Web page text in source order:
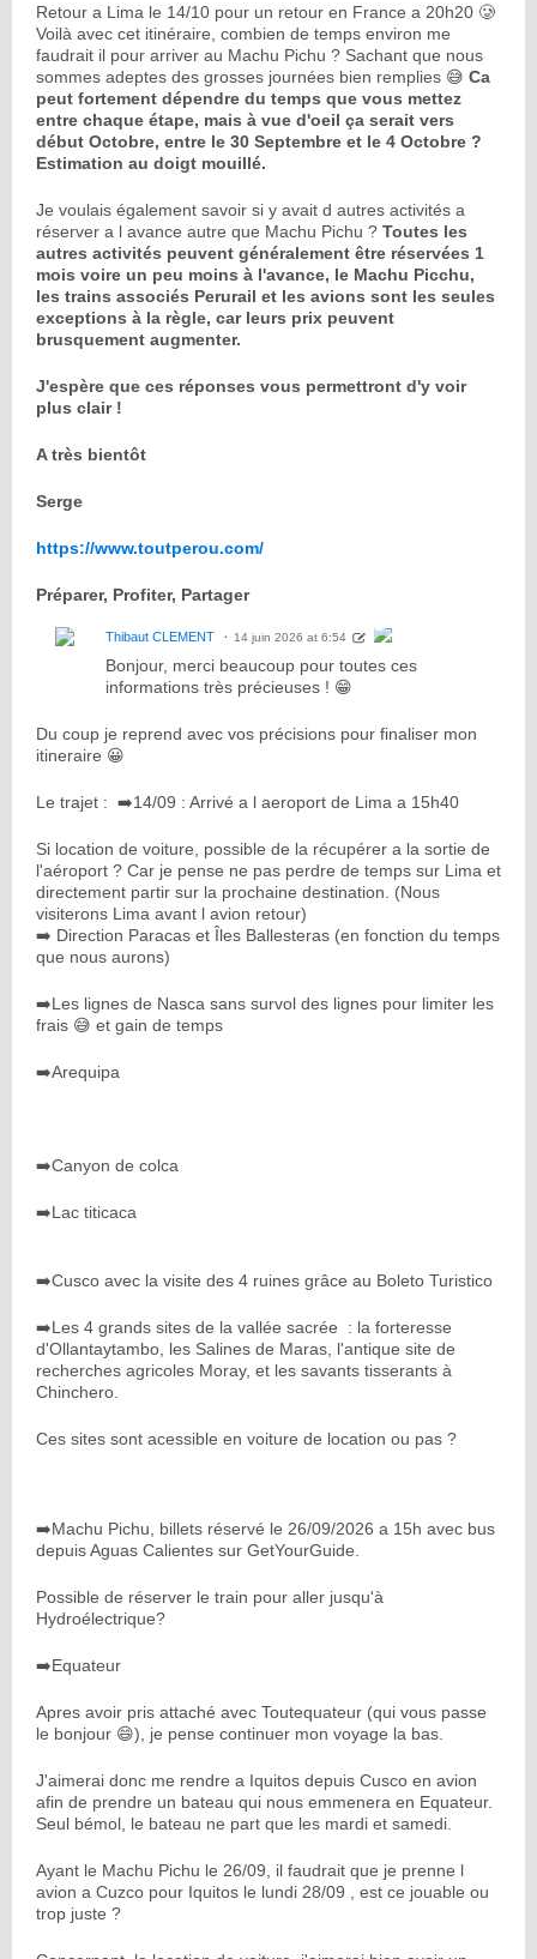
Retour a Lima le 14/10 pour un retour en France a 20h20 🥲
Voilà avec cet itinéraire, combien de temps environ me
faudrait il pour arriver au Machu Pichu ? Sachant que nous
sommes adeptes des grosses journées bien remplies 😅 Ca
peut fortement dépendre du temps que vous mettez
entre chaque étape, mais à vue d'oeil ça serait vers
début Octobre, entre le 30 Septembre et le 4 Octobre ?
Estimation au doigt mouillé.
Je voulais également savoir si y avait d autres activités a
réserver a l avance autre que Machu Pichu ? Toutes les
autres activités peuvent généralement être réservées 1
mois voire un peu moins à l'avance, le Machu Picchu,
les trains associés Perurail et les avions sont les seules
exceptions à la règle, car leurs prix peuvent
brusquement augmenter.
J'espère que ces réponses vous permettront d'y voir
plus clair !
A très bientôt
Serge
https://www.toutperou.com/
Préparer, Profiter, Partager
Thibaut CLEMENT 14 juin 2026 at 6:54
Bonjour, merci beaucoup pour toutes ces
informations très précieuses ! 😁
Du coup je reprend avec vos précisions pour finaliser mon
itineraire 😀
Le trajet : ➡️14/09 : Arrivé a l aeroport de Lima a 15h40
Si location de voiture, possible de la récupérer a la sortie de
l'aéroport ? Car je pense ne pas perdre de temps sur Lima et
directement partir sur la prochaine destination. (Nous
visiterons Lima avant l avion retour)
➡️ Direction Paracas et Îles Ballesteras (en fonction du temps
que nous aurons)
➡️Les lignes de Nasca sans survol des lignes pour limiter les
frais 😅 et gain de temps
➡️Arequipa
➡️Canyon de colca
➡️Lac titicaca
➡️Cusco avec la visite des 4 ruines grâce au Boleto Turistico
➡️Les 4 grands sites de la vallée sacrée : la forteresse
d'Ollantaytambo, les Salines de Maras, l'antique site de
recherches agricoles Moray, et les savants tisserants à
Chinchero.
Ces sites sont acessible en voiture de location ou pas ?
➡️Machu Pichu, billets réservé le 26/09/2026 a 15h avec bus
depuis Aguas Calientes sur GetYourGuide.
Possible de réserver le train pour aller jusqu'à
Hydroélectrique?
➡️Equateur
Apres avoir pris attaché avec Toutequateur (qui vous passe
le bonjour 😄), je pense continuer mon voyage la bas.
J'aimerai donc me rendre a Iquitos depuis Cusco en avion
afin de prendre un bateau qui nous emmenera en Equateur.
Seul bémol, le bateau ne part que les mardi et samedi.
Ayant le Machu Pichu le 26/09, il faudrait que je prenne l
avion a Cuzco pour Iquitos le lundi 28/09 , est ce jouable ou
trop juste ?